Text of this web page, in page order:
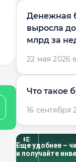
Денежная
выросла до
22 мая 2026 в
Что такое
16 сентября
Еще удобнее –
и получайте